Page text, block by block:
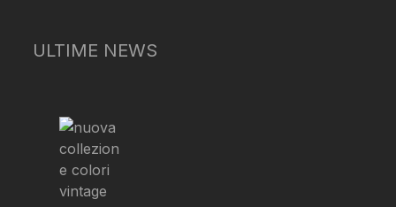
ULTIME NEWS